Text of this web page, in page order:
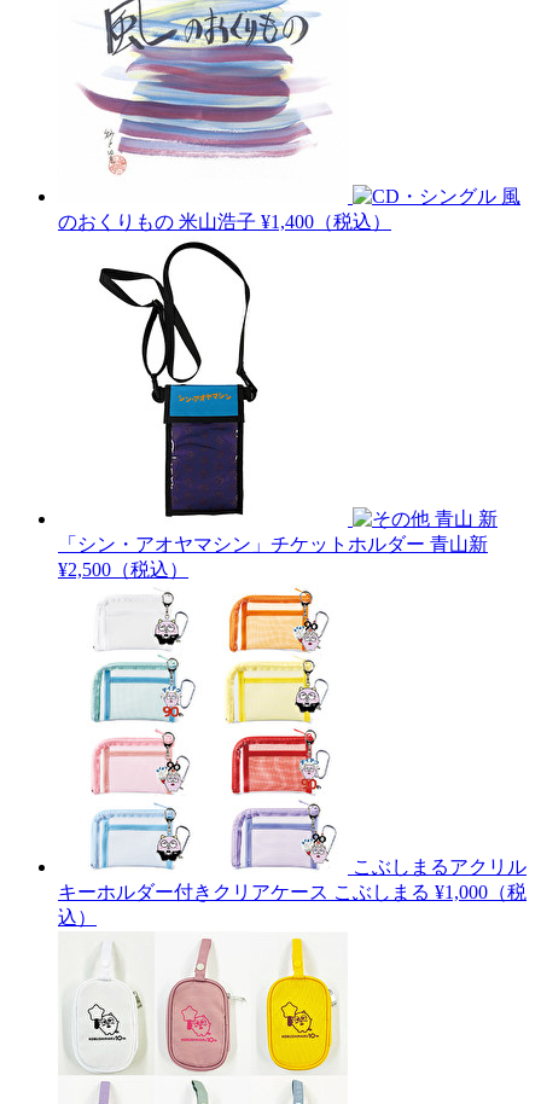
風
のおくりもの 米山浩子 ¥1,400（税込）
青山 新
「シン・アオヤマシン」チケットホルダー 青山新
¥2,500（税込）
こぶしまるアクリル
キーホルダー付きクリアケース こぶしまる ¥1,000（税
込）